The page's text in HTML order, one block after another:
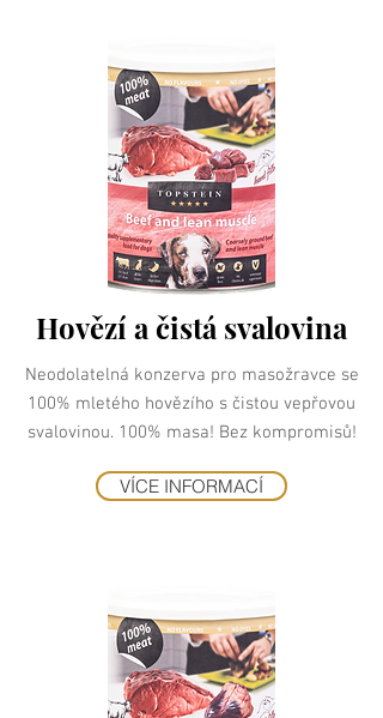
Hovězí a čistá svalovina
Neodolatelná konzerva pro masožravce se
100% mletého hovězího s čistou vepřovou
svalovinou. 100% masa! Bez kompromisů!
VÍCE INFORMACÍ